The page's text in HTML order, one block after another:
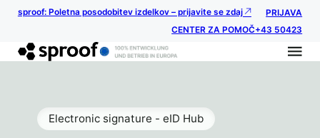
sproof: Poletna posodobitev izdelkov – prijavite se zdaj
PRIJAVA
CENTER ZA POMOČ+43 50423
Electronic signature - eID Hub